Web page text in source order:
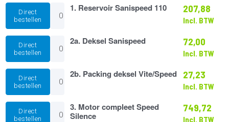
Direct
bestellen
1.
Reservoir
Sanispeed
110
aantal
1. Reservoir Sanispeed 110 207,88
Incl. BTW
Direct
bestellen
2a.
Deksel
Sanispeed
aantal
2a. Deksel Sanispeed 72,00
Incl. BTW
Direct
bestellen
2b.
Packing
deksel
Vite/Speed
aantal
2b. Packing deksel Vite/Speed 27,23
Incl. BTW
Direct
bestellen
3.
Motor
3. Motor compleet Speed
Silence
749,72
Incl. BTW